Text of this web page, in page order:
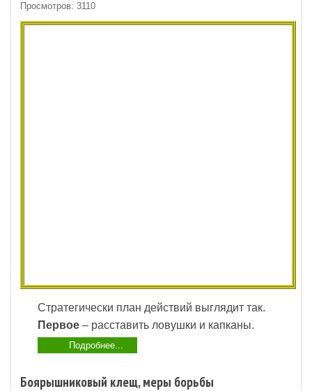
Просмотров: 3110
Стратегически план действий выглядит так.
Первое – расставить ловушки и капканы.
Подробнее...
Боярышниковый клещ, меры борьбы